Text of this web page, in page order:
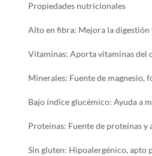
Propiedades nutricionales
Alto en fibra: Mejora la digestión
Vitaminas: Aporta vitaminas del
Minerales: Fuente de magnesio,
Bajo índice glucémico: Ayuda a
Proteínas: Fuente de proteínas y
Sin gluten: Hipoalergénico, apto